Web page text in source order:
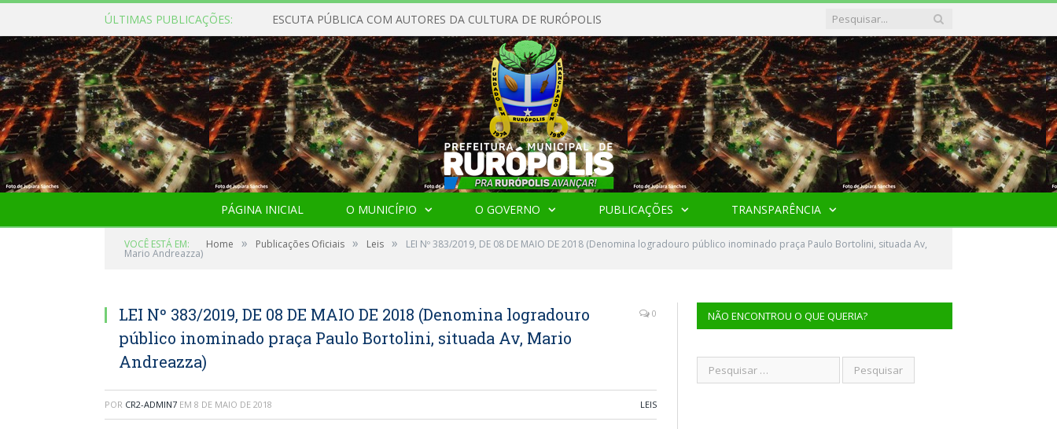
ÚLTIMAS PUBLICAÇÕES: ESCUTA PÚBLICA COM AUTORES DA CULTURA DE RURÓPOLIS
PÁGINA INICIAL O MUNICÍPIO O GOVERNO PUBLICAÇÕES TRANSPARÊNCIA
VOCÊ ESTÁ EM: Home » Publicações Oficiais » Leis » LEI Nº 383/2019, DE 08 DE MAIO DE 2018 (Denomina logradouro público inominado praça Paulo Bortolini, situada Av,
Mario Andreazza)
LEI Nº 383/2019, DE 08 DE MAIO DE 2018 (Denomina logradouro
público inominado praça Paulo Bortolini, situada Av, Mario
Andreazza)
0
POR CR2-ADMIN7 EM 8 DE MAIO DE 2018 LEIS
NÃO ENCONTROU O QUE QUERIA?